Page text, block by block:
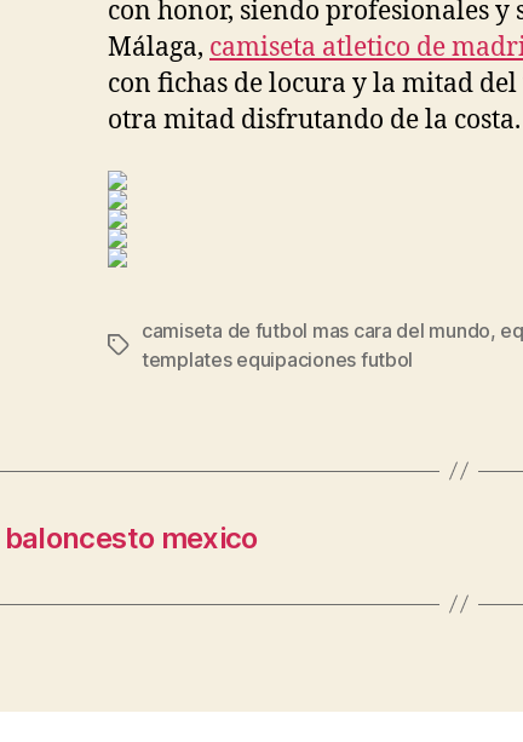
con honor, siendo profesionales
Málaga, camiseta atletico de
con fichas de locura y la mitad
otra mitad disfrutando de la costa.
Etiquetas
camiseta de futbol mas cara del mundo,
templates equipaciones futbol
mexico